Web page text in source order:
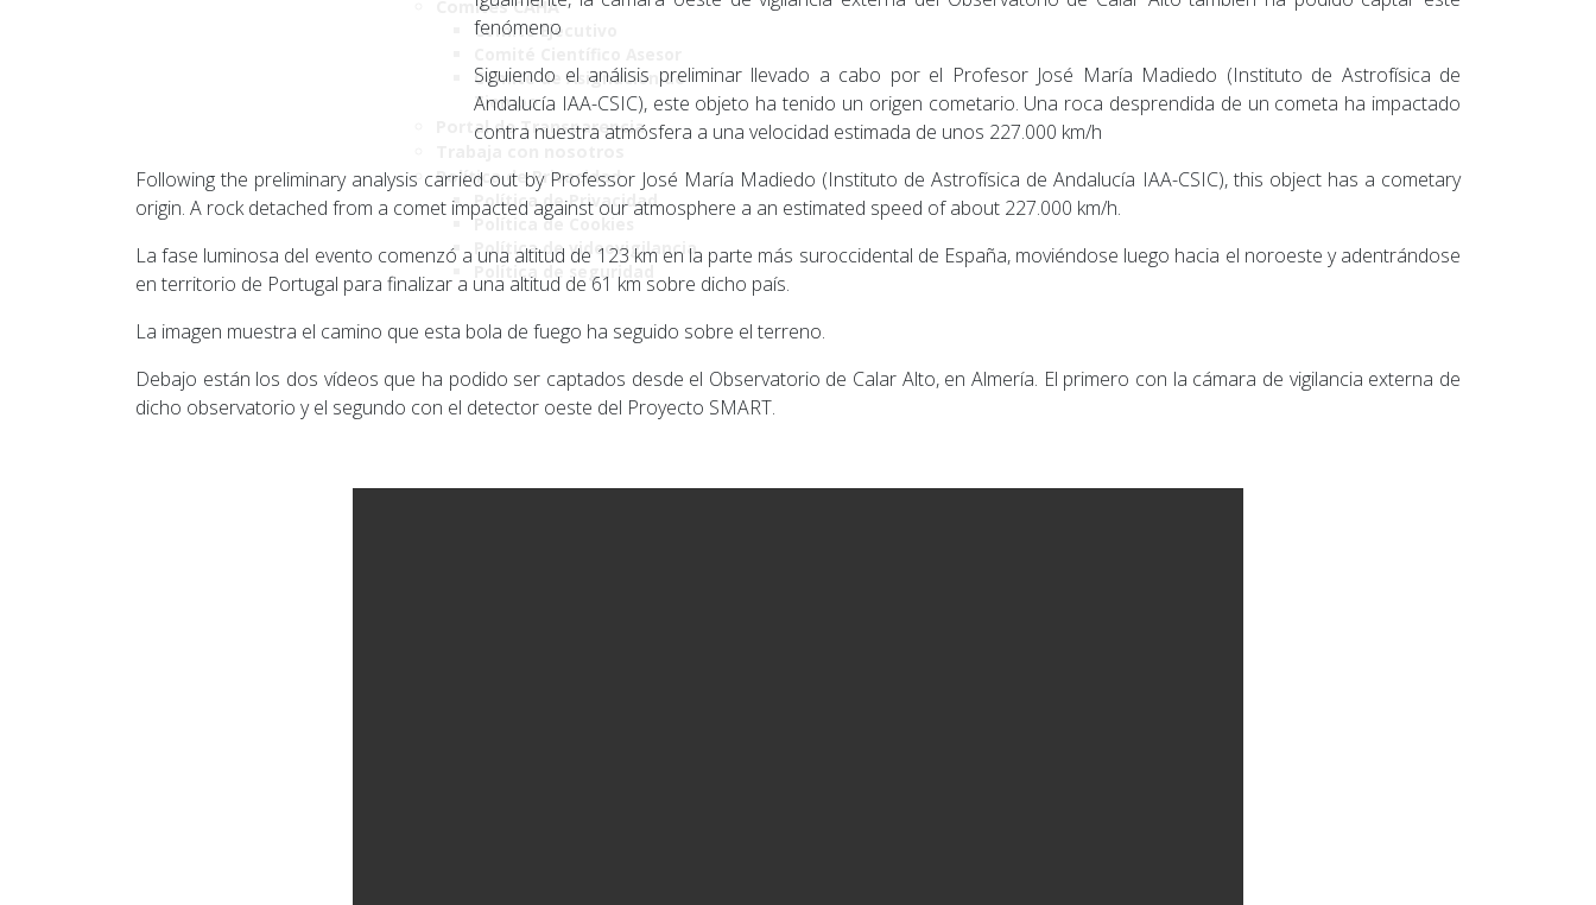
Comités CAHA
Comité Ejecutivo
Comité de Asignación de
Tiempo
Portal de Transparencia
Política de Privacidad
Política de Privacidad
Política de Cookies
Política de videovigilancia
Política de seguridad
fenómeno
Siguiendo el análisis preliminar llevado a cabo por el Profesor José María Madiedo (Instituto de Astrofísica de
Andalucía IAA-CSIC), este objeto ha tenido un origen cometario. Una roca desprendida de un cometa ha impactado
contra nuestra atmósfera a una velocidad estimada de unos 227.000 km/h
Following the preliminary analysis carried out by Professor José María Madiedo (Instituto de Astrofísica de Andalucía IAA-CSIC), this object has a cometary
origin. A rock detached from a comet impacted against our atmosphere a an estimated speed of about 227.000 km/h.
La fase luminosa del evento comenzó a una altitud de 123 km en la parte más suroccidental de España, moviéndose luego hacia el noroeste y adentrándose
en territorio de Portugal para finalizar a una altitud de 61 km sobre dicho país.
La imagen muestra el camino que esta bola de fuego ha seguido sobre el terreno.
Debajo están los dos vídeos que ha podido ser captados desde el Observatorio de Calar Alto, en Almería. El primero con la cámara de vigilancia externa de
dicho observatorio y el segundo con el detector oeste del Proyecto SMART.